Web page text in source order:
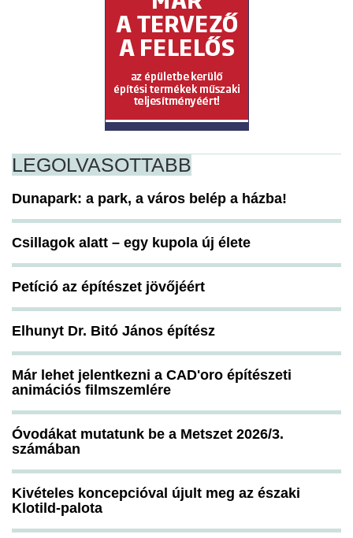
LEGOLVASOTTABB
Dunapark: a park, a város belép a házba!
Csillagok alatt – egy kupola új élete
Petíció az építészet jövőjéért
Elhunyt Dr. Bitó János építész
Már lehet jelentkezni a CAD'oro építészeti
animációs filmszemlére
Óvodákat mutatunk be a Metszet 2026/3.
számában
Kivételes koncepcióval újult meg az északi
Klotild-palota